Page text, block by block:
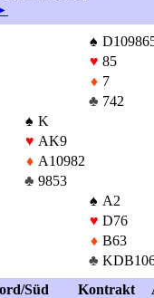
♠
♥ 85
♦ 7
♣ 742
♠ K
♥ AK9
♦ A10982
♣ 9853
♠ A2
♥ D76
♦ B63
♣
Süd
Kontrakt